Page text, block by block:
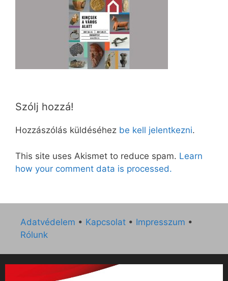
Szólj hozzá!
Hozzászólás küldéséhez be kell jelentkezni.
This site uses Akismet to reduce spam. Learn
how your comment data is processed.
Adatvédelem • Kapcsolat • Impresszum •
Rólunk